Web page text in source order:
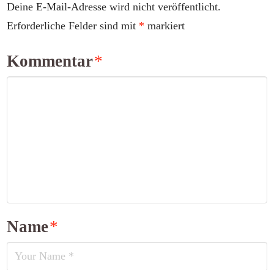
Deine E-Mail-Adresse wird nicht veröffentlicht.
Erforderliche Felder sind mit * markiert
Kommentar*
Name*